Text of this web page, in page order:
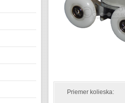
Priemer kolieska: